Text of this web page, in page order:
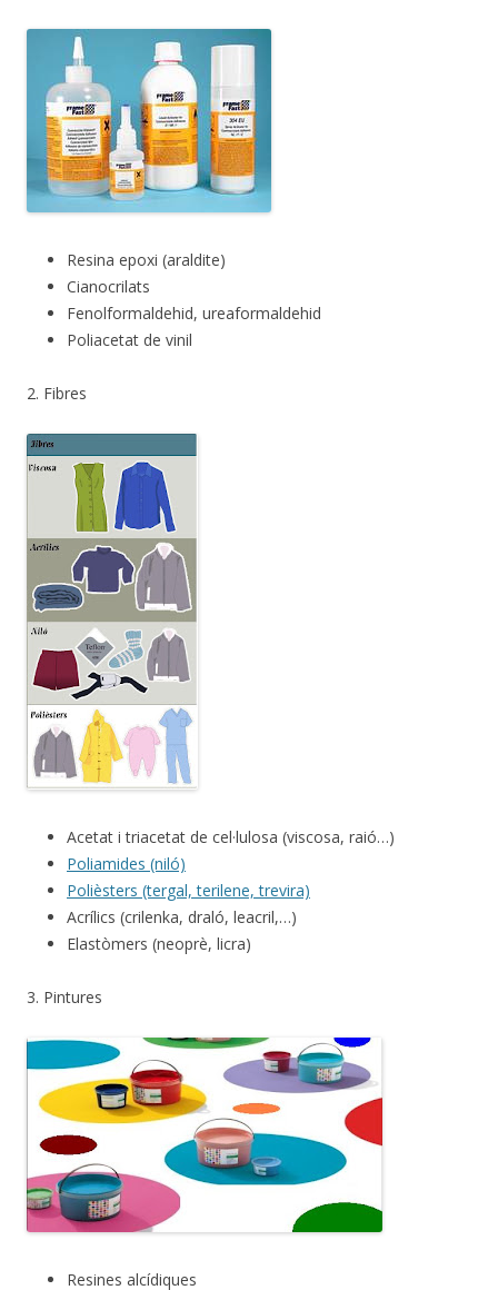
Resina epoxi (araldite)
Cianocrilats
Fenolformaldehid, ureaformaldehid
Poliacetat de vinil
2. Fibres
Acetat i triacetat de cel·lulosa (viscosa, raió…)
Poliamides (niló)
Polièsters (tergal, terilene, trevira)
Acrílics (crilenka, draló, leacril,…)
Elastòmers (neoprè, licra)
3. Pintures
Resines alcídiques